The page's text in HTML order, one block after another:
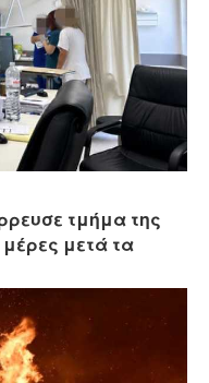
τμήμα της
μετά τα